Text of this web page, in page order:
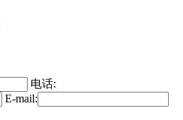
电话:
E-mail: